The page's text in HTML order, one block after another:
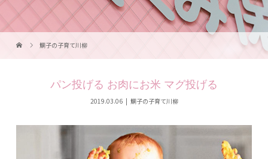
鯛子の子育て川柳
パン投げる お肉にお米 マグ投げる
2019.03.06 鯛子の子育て川柳